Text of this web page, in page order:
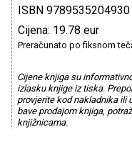
ISBN 9789535204930
Cijena: 19.78 eur
Preračunato po fiksnom
Cijene knjiga su
izlasku knjige iz tiska.
provjerite kod nakladnika ili
bave prodajom knjiga,
knjižnicama.